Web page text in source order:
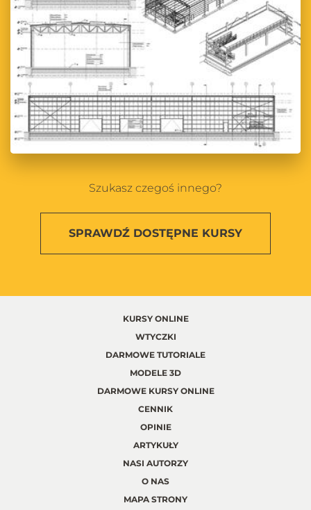
Szukasz czegoś innego?
SPRAWDŹ DOSTĘPNE KURSY
KURSY ONLINE
WTYCZKI
DARMOWE TUTORIALE
MODELE 3D
DARMOWE KURSY ONLINE
CENNIK
OPINIE
ARTYKUŁY
NASI AUTORZY
O NAS
MAPA STRONY